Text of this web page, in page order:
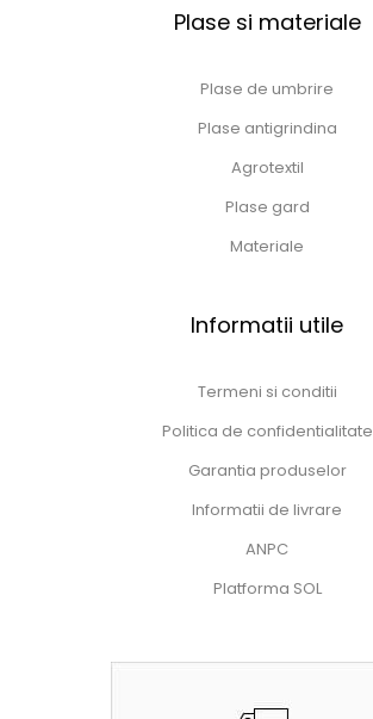
Plase si materiale
Plase de umbrire
Plase antigrindina
Agrotextil
Plase gard
Materiale
Informatii utile
Termeni si conditii
Politica de confidentialitate
Garantia produselor
Informatii de livrare
ANPC
Platforma SOL